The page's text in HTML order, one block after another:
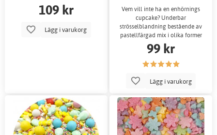
109 kr
Lägg i varukorg
Vem vill inte ha en enhörnings
cupcake? Underbar
strösselblandning bestående av
pastellfärgad mix i olika former
och naturligtvi
99 kr
Lägg i varukorg